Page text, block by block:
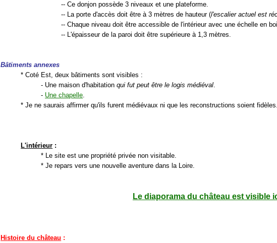
-- Ce donjon possède 3 niveaux et une plateforme.
-- La porte d'accès doit être à 3 mètres de hauteur (l'escalier actuel est
-- Chaque niveau doit être accessible de l'intérieur avec une échelle en
-- L'épaisseur de la paroi doit être supérieure à 1,3 mètres.
Bâtiments annexes
* Coté Est, deux bâtiments sont visibles :
- Une maison d'habitationqui fut peut être le logis médiéval
- Une chapelle
* Je ne saurais affirmer qu'ils furent médiévaux ni que les reconstructions soient fidèles.
L'intérieur :
* Le site est une propriété privée non visitable.
* Je repars vers une nouvelle aventure dans la Loire.
Le diaporama du château est visible
Histoire du château :